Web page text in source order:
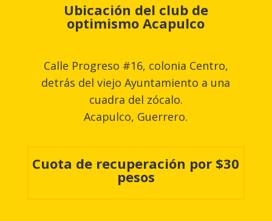
Ubicación del club de
optimismo Acapulco
Calle Progreso #16, colonia Centro,
detrás del viejo Ayuntamiento a una
cuadra del zócalo.
Acapulco, Guerrero.
Cuota de recuperación por $30
pesos